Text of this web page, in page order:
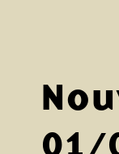
01/